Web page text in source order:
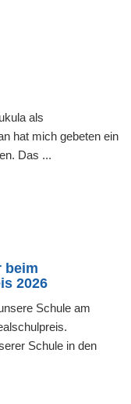
als
hat mich gebeten ein
Das ...
beim
2026
Schule am
Schule in den